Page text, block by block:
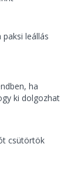
leállás
ha
ki dolgozhat
csütörtök